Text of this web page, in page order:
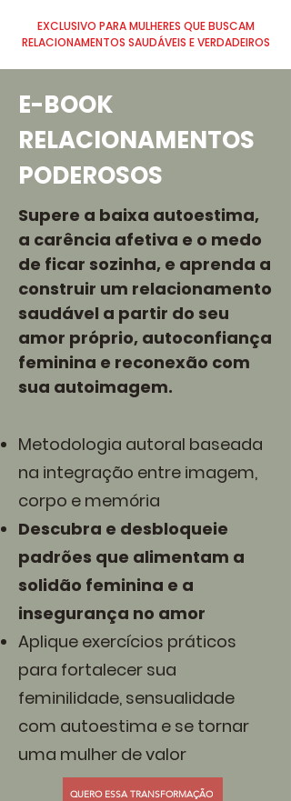
EXCLUSIVO PARA MULHERES QUE BUSCAM
RELACIONAMENTOS SAUDÁVEIS E VERDADEIROS
E-BOOK
RELACIONAMENTOS
PODEROSOS
Supere a baixa autoestima,
a carência afetiva e o medo
de ficar sozinha, e aprenda a
construir um relacionamento
saudável a partir do seu
amor próprio, autoconfiança
feminina e reconexão com
sua autoimagem.
Metodologia autoral baseada
na integração entre imagem,
corpo e memória
Descubra e desbloqueie
padrões que alimentam a
solidão feminina e a
insegurança no amor
Aplique exercícios práticos
para fortalecer sua
feminilidade, sensualidade
com autoestima e se tornar
uma mulher de valor
QUERO ESSA TRANSFORMAÇÃO